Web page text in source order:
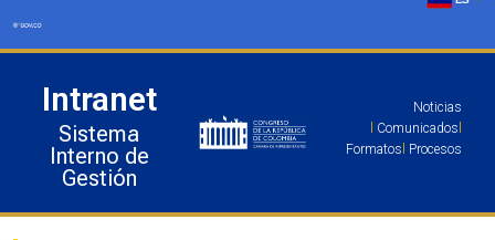
Intranet
Sistema
Interno de
Gestión
Noticias
Comunicados
Formatos Procesos